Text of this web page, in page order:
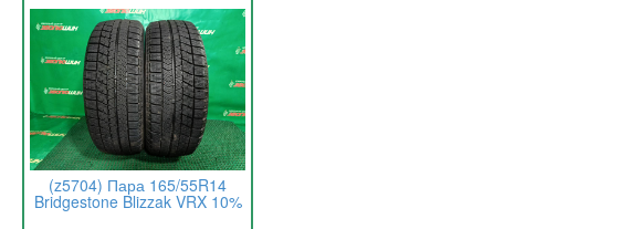
(z5704) Пара 165/55R14
Bridgestone Blizzak VRX 10%